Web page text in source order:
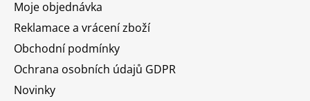
Moje objednávka
Reklamace a vrácení zboží
Obchodní podmínky
Ochrana osobních údajů GDPR
Novinky